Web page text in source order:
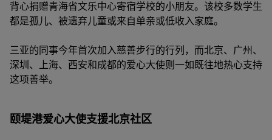
背心捐赠青海省文乐中心寄宿学校的小朋友。该校多数学生
都是孤儿、被遗弃儿童或来自单亲或低收入家庭。
三亚的同事今年首次加入慈善步行的行列，而北京、广州、
深圳、上海、西安和成都的爱心大使则一如既往地热心支持
这项善举。
颐堤港爱心大使支援北京社区